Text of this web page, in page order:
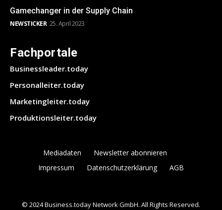
Gamechanger in der Supply Chain
NEWSTICKER 25. April 2023
Fachportale
Businessleader.today
Personalleiter.today
Marketingleiter.today
Produktionsleiter.today
Mediadaten
Newsletter abonnieren
Impressum
Datenschutzerklärung AGB
© 2024 Business.today Network GmbH. All Rights Reserved.